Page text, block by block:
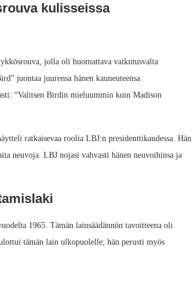
kulisseissa
jolla oli huomattava vaikutusvalta
juontaa juurensa hänen kauneuteensa
“Valitsen Birdin mieluummin kuin Madison
ratkaisevaa roolia LBJ:n presidenttikaudessa. Hän
neuvoja. LBJ nojasi vahvasti hänen neuvoihinsa ja
1965. Tämän lainsäädännön tavoitteena oli
tämän lain ulkopuolelle; hän perusti myös